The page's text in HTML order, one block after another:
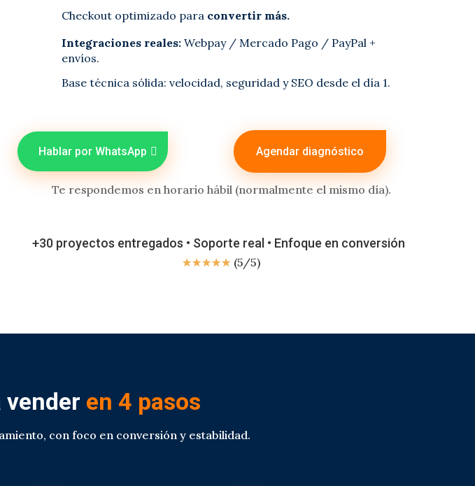
Checkout optimizado para convertir más.
Integraciones reales: Webpay / Mercado Pago / PayPal +
envíos.
Base técnica sólida: velocidad, seguridad y SEO desde el día 1.
Hablar por WhatsApp Agendar diagnóstico
Te respondemos en horario hábil (normalmente el mismo día).
+30 proyectos entregados • Soporte real • Enfoque en conversión
☆☆☆☆☆ (5/5)
vender en 4 pasos
con foco en conversión y estabilidad.